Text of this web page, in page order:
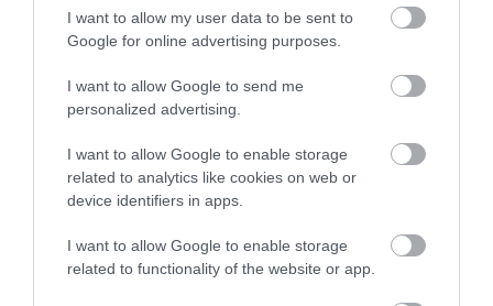
I want to allow my user data to be sent to
Google for online advertising purposes.
I want to allow Google to send me
personalized advertising.
I want to allow Google to enable storage
related to analytics like cookies on web or
device identifiers in apps.
I want to allow Google to enable storage
related to functionality of the website or app.
και να αντιμετωπιστούν έγκαιρα
τυχόν προβλήματα. Η διόρθωση των
οφθαλμολογικών παθήσεων όχι μόνο
μειώνει τον κίνδυνο άνοιας, αλλά
βελτιώνει και την ποιότητα ζωής,
σήμερα και στο μέλλον.